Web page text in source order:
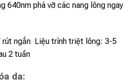
640nm phá vỡ các nang lông ngay
rút ngắn Liệu trình triệt lông: 3-5
2 tuần
da: